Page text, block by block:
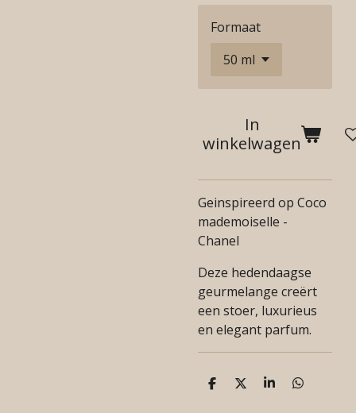
Formaat
In
winkelwagen
Geinspireerd op Coco
mademoiselle -
Chanel
Deze hedendaagse
geurmelange creërt
een stoer, luxurieus
en elegant parfum.
D
D
S
D